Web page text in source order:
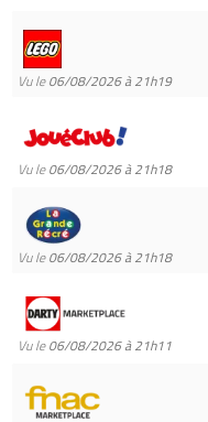
brique, comparateur de prix
Code EAN du LEGO
Vu le06/08/2026 à 21h19
Vu le06/08/2026 à 21h18
Vu le06/08/2026 à 21h18
Vu le06/08/2026 à 21h11